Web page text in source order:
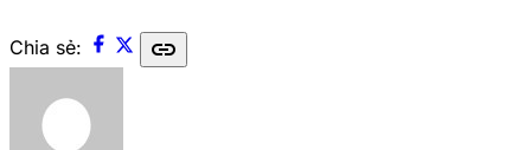
Chia sẻ: link